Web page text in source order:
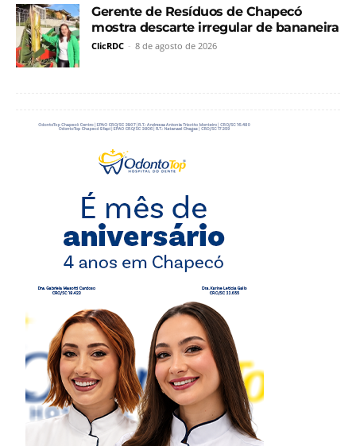
Gerente de Resíduos de Chapecó
mostra descarte irregular de bananeira
ClicRDC - 8 de agosto de 2026